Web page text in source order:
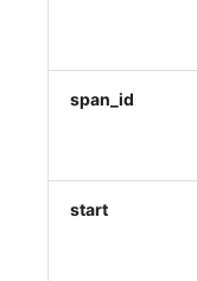
span_id
start